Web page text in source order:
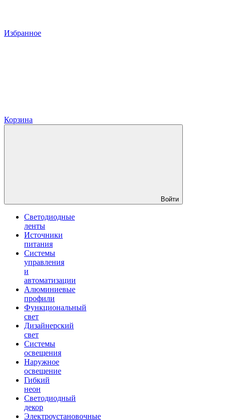
Избранное
Корзина
Войти
Светодиодные
ленты
Источники
питания
Системы
управления
и
автоматизации
Алюминиевые
профили
Функциональный
свет
Дизайнерский
свет
Системы
освещения
Наружное
освещение
Гибкий
неон
Светодиодный
декор
Электроустановочные